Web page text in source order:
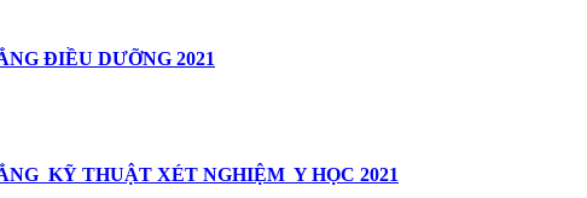
ĐIỀU DƯỠNG 2021
KỸ THUẬT XÉT NGHIỆM Y HỌC 2021